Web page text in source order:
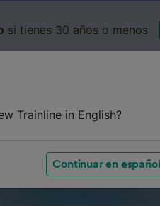
si tienes 30 años o menos
Clases Servicios a bordo
Trainline in English?
Continuar en español